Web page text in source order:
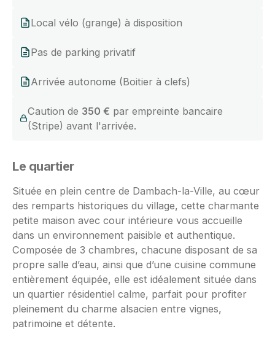
Local vélo (grange) à disposition
Pas de parking privatif
Arrivée autonome (Boitier à clefs)
Caution de 350 € par empreinte bancaire
(Stripe) avant l'arrivée.
Le quartier
Située en plein centre de Dambach-la-Ville, au cœur
des remparts historiques du village, cette charmante
petite maison avec cour intérieure vous accueille
dans un environnement paisible et authentique.
Composée de 3 chambres, chacune disposant de sa
propre salle d’eau, ainsi que d’une cuisine commune
entièrement équipée, elle est idéalement située dans
un quartier résidentiel calme, parfait pour profiter
pleinement du charme alsacien entre vignes,
patrimoine et détente.